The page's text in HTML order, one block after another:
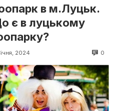
в м.Луцьк.
є в луцькому
2024 0